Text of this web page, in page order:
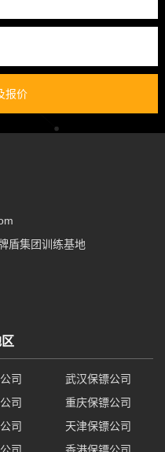
报价
盾集团训练基地
司
武汉保镖公司
司
重庆保镖公司
司
天津保镖公司